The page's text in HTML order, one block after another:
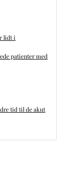
lidt i
patienter med
tid til de akut